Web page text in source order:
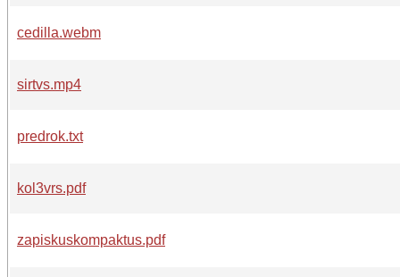
cedilla.webm
sirtvs.mp4
predrok.txt
kol3vrs.pdf
zapiskuskompaktus.pdf